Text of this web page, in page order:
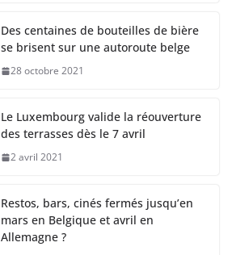
Des centaines de bouteilles de bière
se brisent sur une autoroute belge
28 octobre 2021
Le Luxembourg valide la réouverture
des terrasses dès le 7 avril
2 avril 2021
Restos, bars, cinés fermés jusqu’en
mars en Belgique et avril en
Allemagne ?